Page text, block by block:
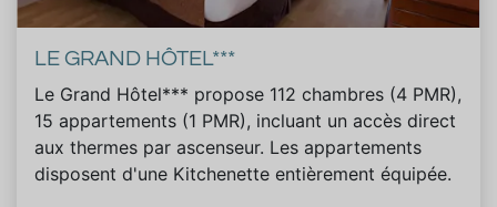
LE GRAND HÔTEL***
Le Grand Hôtel*** propose 112 chambres (4 PMR),
15 appartements (1 PMR), incluant un accès direct
aux thermes par ascenseur. Les appartements
disposent d'une Kitchenette entièrement équipée.